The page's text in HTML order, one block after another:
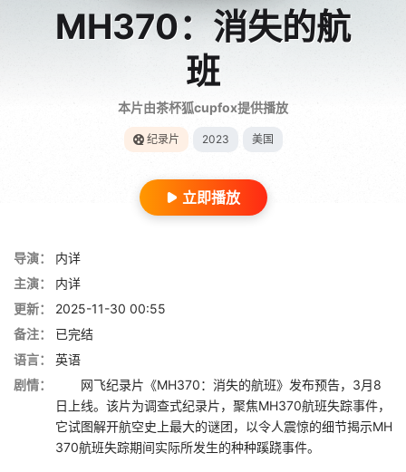
MH370：消失的航
班
本片由茶杯狐cupfox提供播放
纪录片 2023 美国
立即播放
导演：
内详
主演：
内详
更新：
2025-11-30 00:55
备注：
已完结
语言：
英语
剧情：
网飞纪录片《MH370：消失的航班》发布预告，3月8
日上线。该片为调查式纪录片，聚焦MH370航班失踪事件，
它试图解开航空史上最大的谜团，以令人震惊的细节揭示MH
370航班失踪期间实际所发生的种种蹊跷事件。